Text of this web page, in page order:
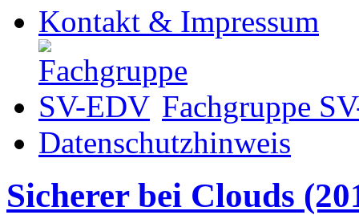
Kontakt & Impressum
Fachgruppe
Datenschutzhinweis
Sicherer bei Clouds